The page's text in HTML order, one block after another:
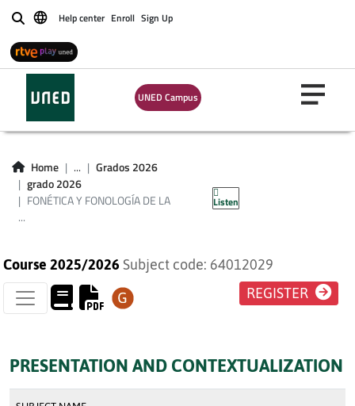
BuscarHelp center Enroll Sign Up
UNED Campus
Home ...
Grados 2026
grado 2026
FONÉTICA Y FONOLOGÍA DE LA
...
Listen
FONÉTICA Y
FONOLOGÍA DE LA
LENGUA ESPAÑOLA
Course 2025/2026 Subject code: 64012029
REGISTER
PRESENTATION AND CONTEXTUALIZATION